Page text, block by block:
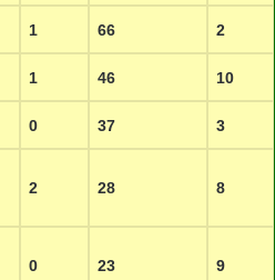
1 66 2
1 46 10
0 37 3
2 28 8
0 23 9